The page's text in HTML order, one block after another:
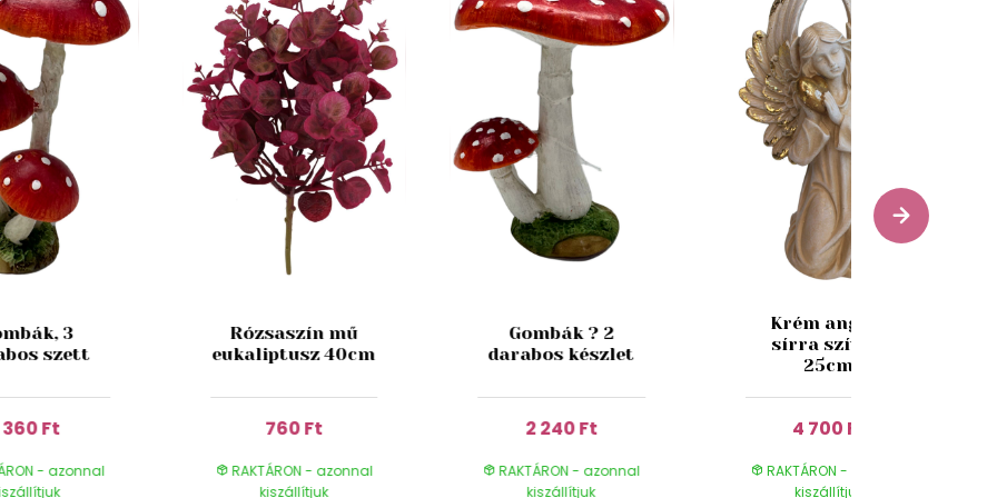
3
szett
360 Ft
- azonnal
Rózsaszín mű
eukaliptusz 40cm
760 Ft
RAKTÁRON - azonnal
kiszállítjuk
Gombák ? 2
darabos készlet
2 240 Ft
RAKTÁRON - azonnal
kiszállítjuk
Krém angyal
sírra szívvel
25cm
4 700 Ft
RAKTÁRON - azonnal
kiszállítjuk